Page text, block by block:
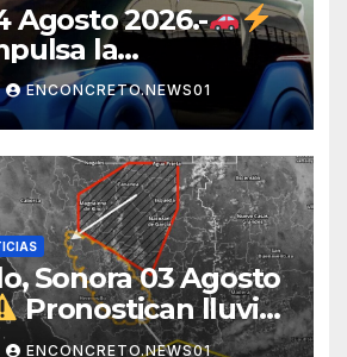
Agosto 2026.-
la
con
un vehículo
junto al
ENCONCRETO.NEWS01
Sonora 03 Agosto
Pronostican lluvias
esta noche;
ENCONCRETO.NEWS01